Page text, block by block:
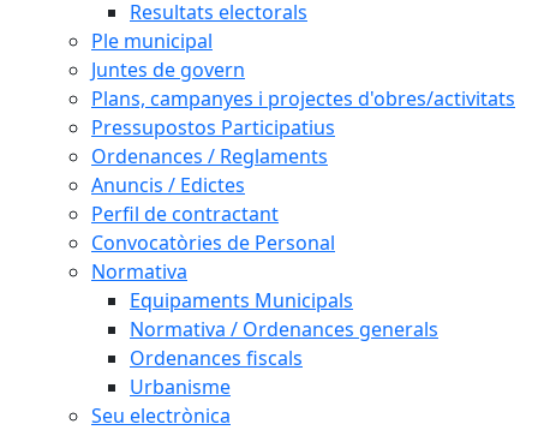
Resultats electorals
Ple municipal
Juntes de govern
Plans, campanyes i projectes d'obres/activitats
Pressupostos Participatius
Ordenances / Reglaments
Anuncis / Edictes
Perfil de contractant
Convocatòries de Personal
Normativa
Equipaments Municipals
Normativa / Ordenances generals
Ordenances fiscals
Urbanisme
Seu electrònica